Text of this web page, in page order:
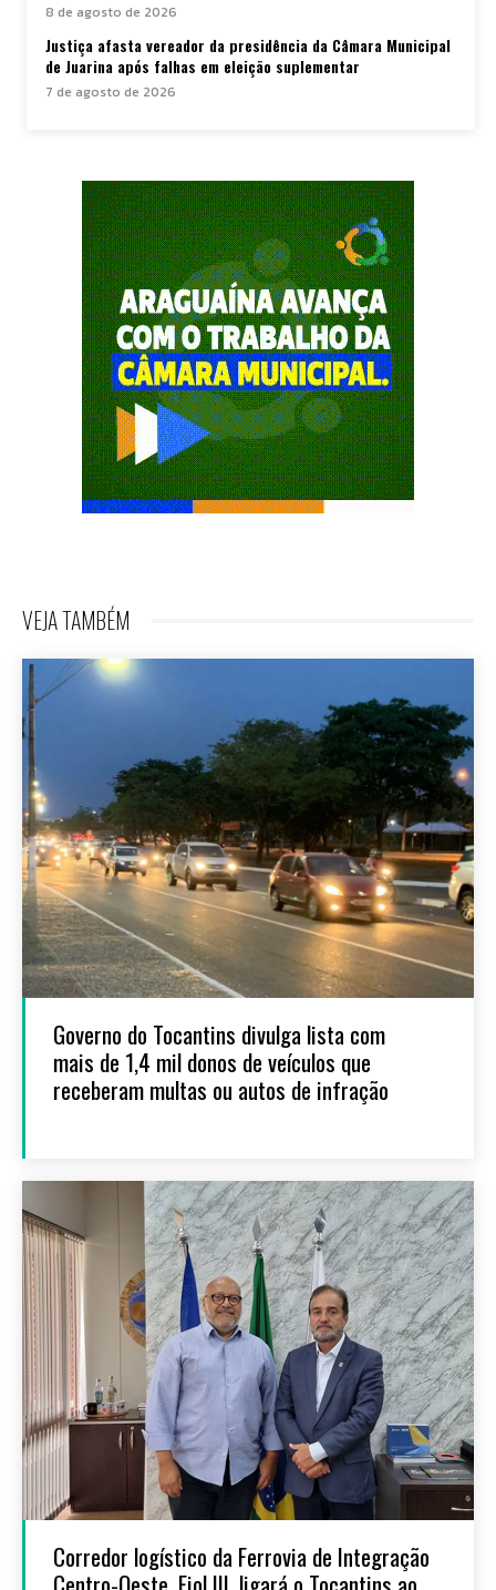
8 de agosto de 2026
Justiça afasta vereador da presidência da Câmara Municipal
de Juarina após falhas em eleição suplementar
7 de agosto de 2026
VEJA TAMBÉM
Governo do Tocantins divulga lista com
mais de 1,4 mil donos de veículos que
receberam multas ou autos de infração
Corredor logístico da Ferrovia de Integração